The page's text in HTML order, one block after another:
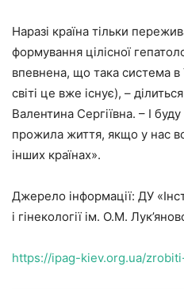
Наразі країна тільки
формування цілісної
впевнена, що така система в
світі це вже існує), –
Валентина Сергіївна. – І
прожила життя, якщо у нас
інших країнах».
Джерело інформації: ДУ
і гінекології ім. О.М.
https://ipag-kiev.org.ua/